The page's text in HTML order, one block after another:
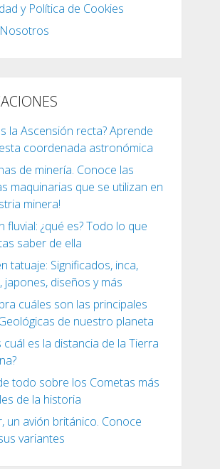
y Política de Cookies
la Ascensión recta? Aprende
coordenada astronómica
de minería. Conoce las
maquinarias que se utilizan en
minera!
fluvial: ¿qué es? Todo lo que
saber de ella
tatuaje: Significados, inca,
japones, diseños y más
cuáles son las principales
de nuestro planeta
cuál es la distancia de la Tierra
todo sobre los Cometas más
de la historia
un avión británico. Conoce
variantes